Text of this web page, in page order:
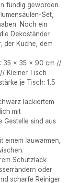
fündig geworden.
Set,
Noch ein
Dekoständer
der Küche, dem
35 x 35 x 90 cm //
Kleiner Tisch
je Tisch: 1,5
lackiertem
mit
Gestelle sind aus
einem lauwarmen,
Schutzlack
oder
scharfe Reiniger